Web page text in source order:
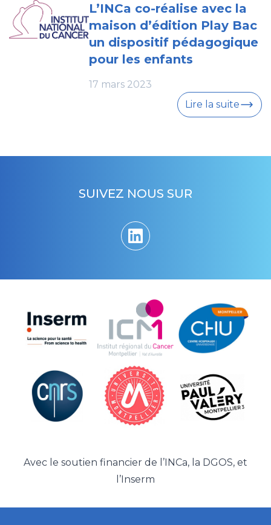
L’INCa co-réalise avec la
maison d’édition Play Bac
un dispositif pédagogique
pour les enfants
17 mars 2023
Lire la suite
SUIVEZ NOUS SUR
Avec le soutien financier de l’INCa, la DGOS, et
l’Inserm